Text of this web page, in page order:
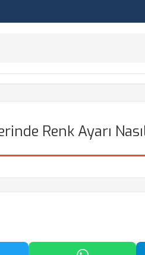
Renk Ayarı